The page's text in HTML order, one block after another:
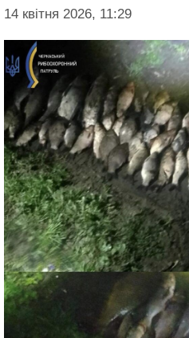
14 квітня 2026, 11:29